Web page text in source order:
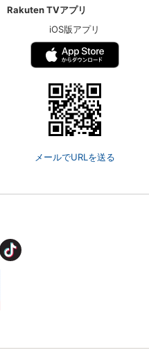
Rakuten TVアプリ
iOS版アプリ
メールでURLを送る